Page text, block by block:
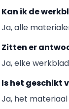
Kan ik de
Ja, alle
Zitten er
Ja, elke
Is het geschikt
Ja, het